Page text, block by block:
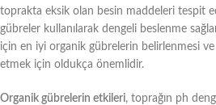
toprakta eksik olan besin maddeleri tespit
gübreler kullanılarak dengeli beslenme
için en iyi organik gübrelerin belirlenmesi ve
etmek için oldukça önemlidir.
Organik gübrelerin etkileri, toprağın ph